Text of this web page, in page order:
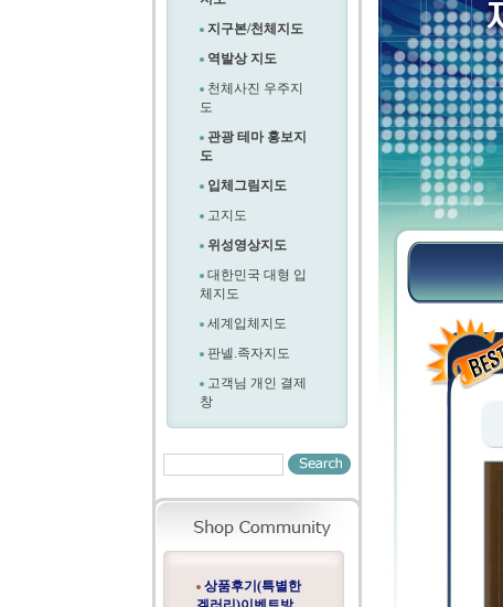
지구본/천체지도
역발상 지도
천체사진 우주지
도
관광 테마 홍보지
도
입체그림지도
고지도
위성영상지도
대한민국 대형 입
체지도
세계입체지도
판넬.족자지도
고객님 개인 결제
창
상품후기(특별한